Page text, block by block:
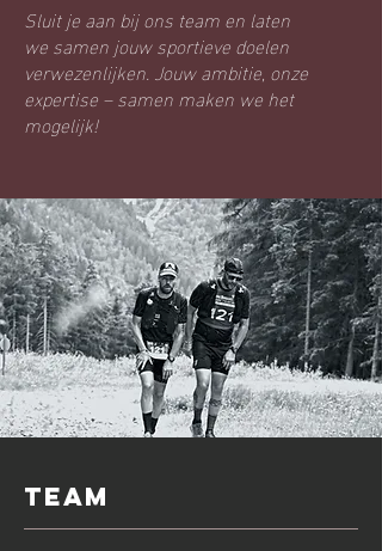
Sluit je aan bij ons team en laten
we samen jouw sportieve doelen
verwezenlijken. Jouw ambitie, onze
expertise – samen maken we het
mogelijk!
team